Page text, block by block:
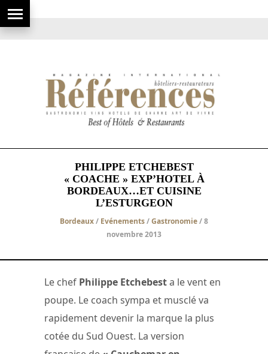
PHILIPPE ETCHEBEST
« COACHE » EXP’HOTEL À
BORDEAUX…ET CUISINE
L’ESTURGEON
Bordeaux/ Evénements/Gastronomie/ 8
novembre 2013
Le chef Philippe Etchebesta le vent en
poupe. Le coach sympa et musclé va
rapidement devenir la marque la plus
cotée du Sud Ouest. La version